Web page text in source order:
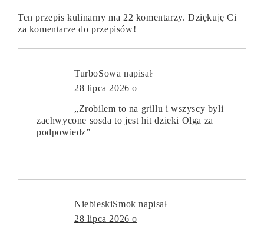
Ten przepis kulinarny ma 22 komentarzy. Dziękuję Ci
za komentarze do przepisów!
TurboSowa napisał
28 lipca 2026 o
„Zrobilem to na grillu i wszyscy byli
zachwycone sosda to jest hit dzieki Olga za
podpowiedz”
NiebieskiSmok napisał
28 lipca 2026 o